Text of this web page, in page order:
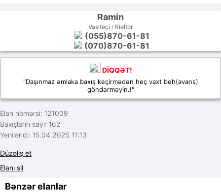
Ramin
Vasitəçi / Rieltor
(055)870-61-81
(070)870-61-81
DİQQƏT!
"Daşınmaz əmlaka baxış keçirmədən heç vaxt beh(avans)
göndərməyin.!"
Elan nömərsi: 121009
Baxışların sayı: 162
Yeniləndi: 15.04.2025 11:13
Düzəliş et
Elanı sil
Bənzər elanlar